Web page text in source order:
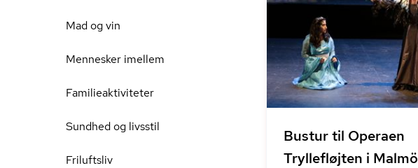
Mad og vin
Mennesker imellem
Familieaktiviteter
Sundhed og livsstil
Friluftsliv
Bustur til Operaen
Tryllefløjten i Malmö